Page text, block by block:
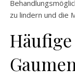
zu lindern und die